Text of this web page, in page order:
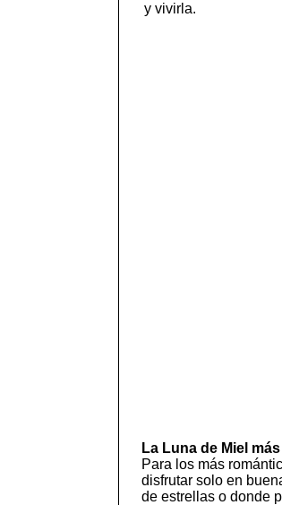
y vivirla.
La Luna de Miel
Para los más
disfrutar solo en
de estrellas o donde